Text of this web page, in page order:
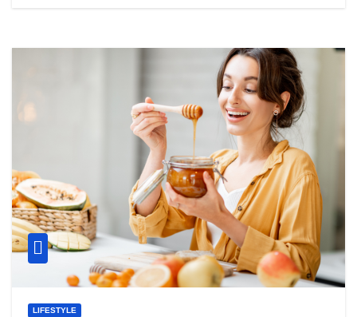
LIFESTYLE